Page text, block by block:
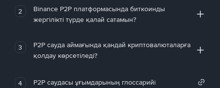
2
Binance P2P платформасында биткоинды
жергілікті түрде қалай сатамын?
3
P2P сауда аймағында қандай криптовалюталарға
қолдау көрсетіледі?
4 P2P саудасы ұғымдарының глоссарийі